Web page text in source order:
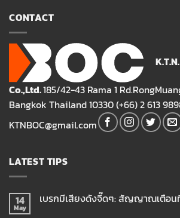
CONTACT
Co.,Ltd.185/42-43 Rama 1
Bangkok Thailand 10330 (+66) 2 613
KTNBOC@gmail.com
LATEST TIPS
14
May
เบรกมีเสียงดังจี๊ดๆ: สัญญาณเตือนที่